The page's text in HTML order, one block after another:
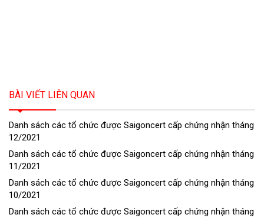
BÀI VIẾT LIÊN QUAN
Danh sách các tổ chức được Saigoncert cấp chứng nhận tháng
12/2021
Danh sách các tổ chức được Saigoncert cấp chứng nhận tháng
11/2021
Danh sách các tổ chức được Saigoncert cấp chứng nhận tháng
10/2021
Danh sách các tổ chức được Saigoncert cấp chứng nhận tháng